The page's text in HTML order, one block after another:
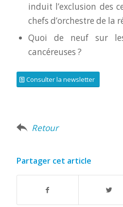
induit l’exclusion des
chefs d’orchestre de la
Quoi de neuf sur
cancéreuses ?
Consulter la newsletter
Retour
Partager cet article